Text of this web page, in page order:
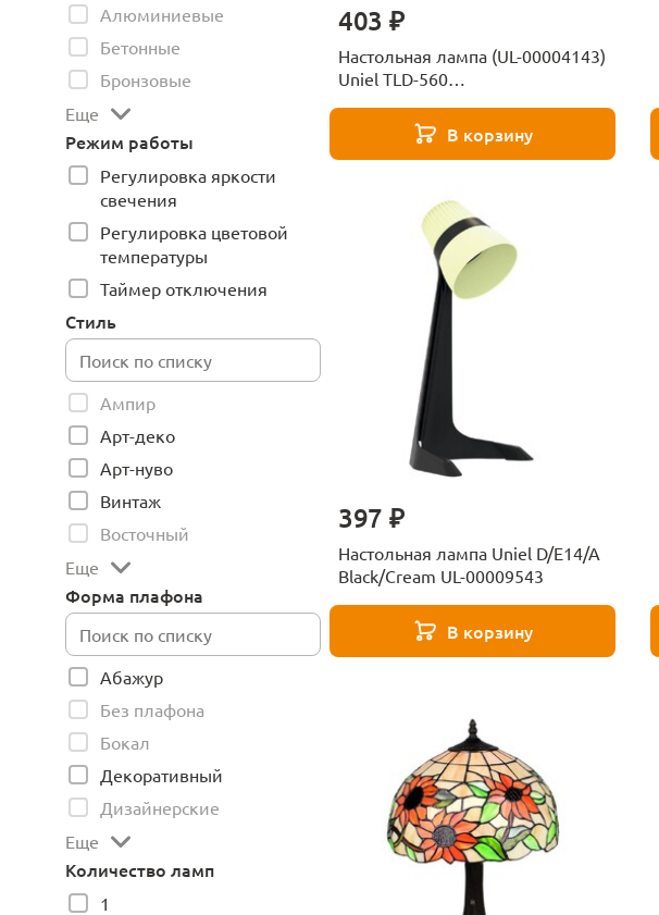
Алюминиевые
Бетонные
Бронзовые
Еще
Режим работы
Регулировка яркости
свечения
Регулировка цветовой
температуры
Таймер отключения
Стиль
Ампир
Арт-деко
Арт-нуво
Винтаж
Восточный
Еще
Форма плафона
Абажур
Без плафона
Бокал
Декоративный
Дизайнерские
Еще
Количество ламп
1
403 ₽
Настольная лампа (UL-00004143)
Uniel TLD-560
В корзину
397 ₽
Настольная лампа Uniel D/E14/A
Black/Cream UL-00009543
В корзину